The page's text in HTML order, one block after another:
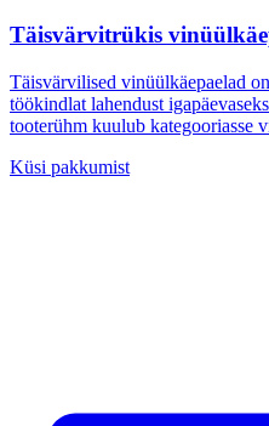
Täisvärvitrükis
Täisvärvilised vinüülkäepaelad
töökindlat lahendust
tooterühm kuulub kategooriasse
Küsi pakkumist